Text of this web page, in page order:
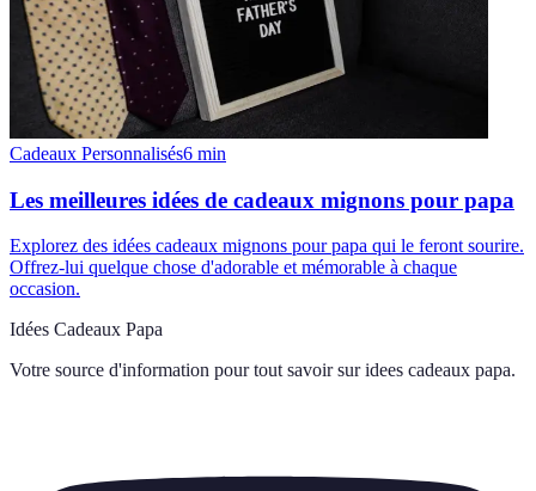
Cadeaux Personnalisés6 min
Les meilleures idées de cadeaux mignons pour papa
Explorez des idées cadeaux mignons pour papa qui le feront sourire.
Offrez-lui quelque chose d'adorable et mémorable à chaque
occasion.
Idées Cadeaux Papa
Votre source d'information pour tout savoir sur idees cadeaux papa.